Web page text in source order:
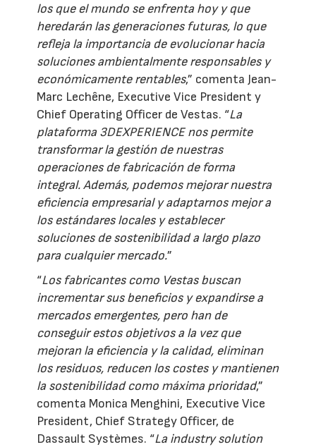
los que el mundo se enfrenta hoy y que
heredarán las generaciones futuras, lo que
refleja la importancia de evolucionar hacia
soluciones ambientalmente responsables y
económicamente rentables,” comenta Jean-
Marc Lechêne, Executive Vice President y
Chief Operating Officer de Vestas. “La
plataforma 3DEXPERIENCE nos permite
transformar la gestión de nuestras
operaciones de fabricación de forma
integral. Además, podemos mejorar nuestra
eficiencia empresarial y adaptarnos mejor a
los estándares locales y establecer
soluciones de sostenibilidad a largo plazo
para cualquier mercado.”
“Los fabricantes como Vestas buscan
incrementar sus beneficios y expandirse a
mercados emergentes, pero han de
conseguir estos objetivos a la vez que
mejoran la eficiencia y la calidad, eliminan
los residuos, reducen los costes y mantienen
la sostenibilidad como máxima prioridad,”
comenta Monica Menghini, Executive Vice
President, Chief Strategy Officer, de
Dassault Systèmes. “La industry solution